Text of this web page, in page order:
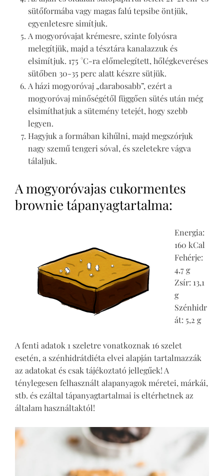
sütőformába vagy magas falú tepsibe öntjük,
egyenletesre simítjuk.
A mogyoróvajat krémesre, szinte folyósra
melegítjük, majd a tésztára kanalazzuk és
elsimítjuk. 175 °C-ra előmelegített, hőlégkeveréses
sütőben 30-35 perc alatt készre sütjük.
A házi mogyoróvaj „darabosabb”, ezért a
mogyoróvaj minőségétől függően sütés után még
elsimíthatjuk a sütemény tetejét, hogy szebb
legyen.
Hagyjuk a formában kihűlni, majd megszórjuk
nagy szemű tengeri sóval, és szeletekre vágva
tálaljuk.
A mogyoróvajas cukormentes
brownie tápanyagtartalma:
Energia:
160 kCal
Fehérje:
4,7 g
Zsír: 13,1
g
Szénhidr
át: 5,2 g
A fenti adatok 1 szeletre vonatkoznak 16 szelet
esetén, a szénhidrátdiéta elvei alapján tartalmazzák
az adatokat és csak tájékoztató jellegűek! A
ténylegesen felhasznált alapanyagok méretei, márkái,
stb. és ezáltal tápanyagtartalmai is eltérhetnek az
általam használtaktól!